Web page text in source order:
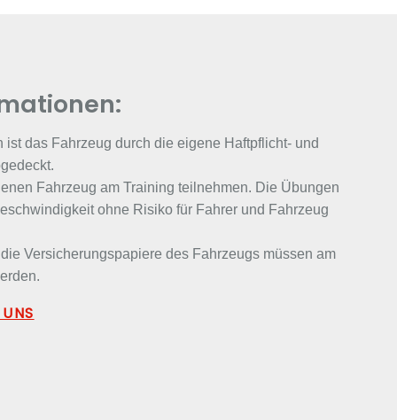
ist das Fahrzeug durch die eigene Haftpflicht- und
Fahrzeug am Training teilnehmen. Die Übungen
ohne Risiko für Fahrer und Fahrzeug
Versicherungspapiere des Fahrzeugs müssen am